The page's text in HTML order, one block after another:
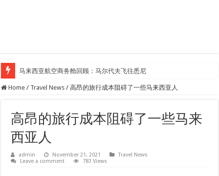
马来西亚航空商务舱回顾：马尔代夫飞往悉尼
Klook客路汇聚超过50位旅游创作者，参与马来西亚Kreatorverse IN x
Home / Travel News / 高昂的旅行成本阻碍了一些马来西亚人
高昂的旅行成本阻碍了一些马来
西亚人
admin November 21, 2021
Travel News
Leave a comment
783 Views